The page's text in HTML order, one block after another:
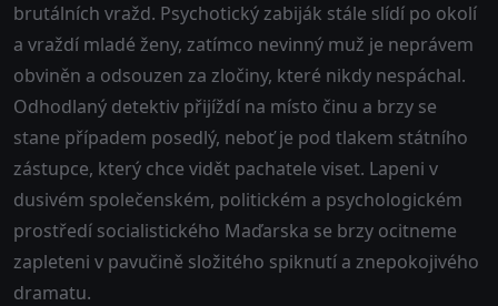
brutálních vražd. Psychotický zabiják stále slídí po okolí
a vraždí mladé ženy, zatímco nevinný muž je neprávem
obviněn a odsouzen za zločiny, které nikdy nespáchal.
Odhodlaný detektiv přijíždí na místo činu a brzy se
stane případem posedlý, neboť je pod tlakem státního
zástupce, který chce vidět pachatele viset. Lapeni v
dusivém společenském, politickém a psychologickém
prostředí socialistického Maďarska se brzy ocitneme
zapleteni v pavučině složitého spiknutí a znepokojivého
dramatu.